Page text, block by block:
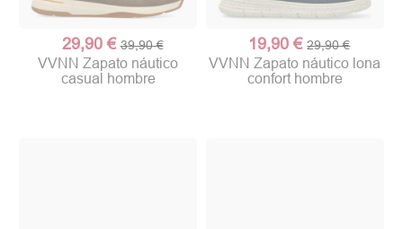
29,90 € 39,90 €
VVNN Zapato náutico
casual hombre
19,90 € 29,90 €
VVNN Zapato náutico lona
confort hombre